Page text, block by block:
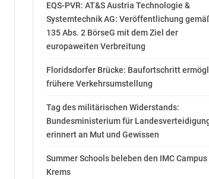
EQS-PVR: AT&S Austria Technologie &
Systemtechnik AG: Veröffentlichung
135 Abs. 2 BörseG mit dem Ziel der
europaweiten Verbreitung
Floridsdorfer Brücke: Baufortschritt
frühere Verkehrsumstellung
Tag des militärischen Widerstands:
Bundesministerium für
erinnert an Mut und Gewissen
Summer Schools beleben den IMC Campus
Krems